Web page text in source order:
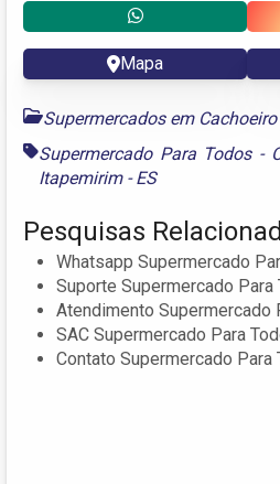
Mapa
Supermercados em
Supermercado Para Todos -
Itapemirim - ES
Pesquisas
Whatsapp Supermercado
Suporte Supermercado Para
Atendimento Supermercado
SAC Supermercado Para
Contato Supermercado Para